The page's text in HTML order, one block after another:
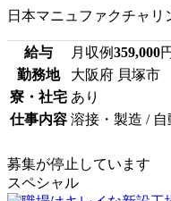
日本マニュファクチャ
給与 月収例359,000円
勤務地
大阪府 貝塚市
寮・社宅 あり
仕事内容 溶接・製造 /
募集が停止しています
スペシャル